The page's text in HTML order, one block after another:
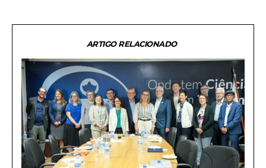
ARTIGO RELACIONADO